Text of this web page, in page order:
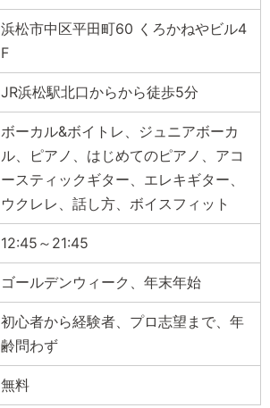
浜松市中区平田町60 くろかねやビル4
F
JR浜松駅北口からから徒歩5分
ボーカル&ボイトレ、ジュニアボーカ
ル、ピアノ、はじめてのピアノ、アコ
ースティックギター、エレキギター、
ウクレレ、話し方、ボイスフィット
12:45～21:45
ゴールデンウィーク、年末年始
初心者から経験者、プロ志望まで、年
齢問わず
無料